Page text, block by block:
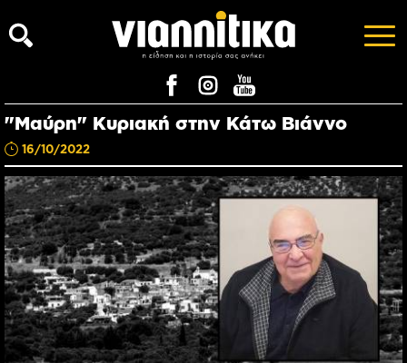
"Μαύρη" Κυριακή στην Κάτω Βιάννο
16/10/2022